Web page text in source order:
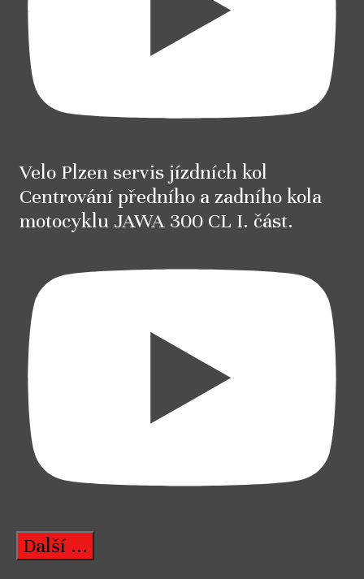
Velo Plzen servis jízdních kol
Centrování předního a zadního kola
motocyklu JAWA 300 CL I. část.
Další ...